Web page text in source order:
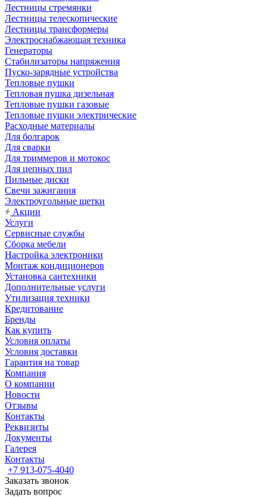
Лестницы стремянки
Лестницы телескопические
Лестницы трансформеры
Электроснабжающая техника
Генераторы
Стабилизаторы напряжения
Пуско-зарядные устройства
Тепловые пушки
Тепловая пушка дизельная
Тепловые пушки газовые
Тепловые пушки электрические
Расходные материалы
Для болгарок
Для сварки
Для триммеров и мотокос
Для цепных пил
Пильные диски
Свечи зажигания
Электроугольные щетки
Акции
Услуги
Сервисные службы
Сборка мебели
Настройка электроники
Монтаж кондиционеров
Установка сантехники
Дополнительные услуги
Утилизация техники
Кредитование
Бренды
Как купить
Условия оплаты
Условия доставки
Гарантия на товар
Компания
О компании
Новости
Отзывы
Контакты
Реквизиты
Документы
Галерея
Контакты
+7 913-075-4040
Заказать звонок
Задать вопрос